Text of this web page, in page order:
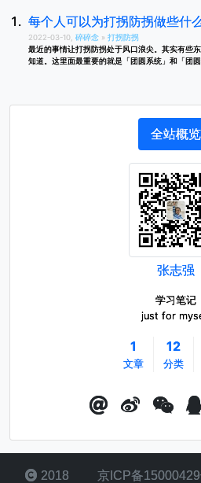
每个人可以为打拐防拐做些什
2022-03-10, 碎碎念 » 打拐防拐
最近的事情让打拐防拐处于风口浪尖。其实有些
知道。这里面最重要的就是「团圆系统」和「团圆
全站概览
张志强
学习笔记
just for
1
文章
12
分类
2018 京ICP备